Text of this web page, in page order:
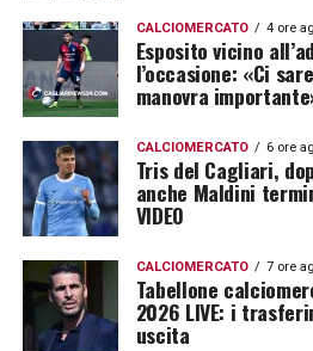
CALCIOMERCATO 4 ore
Esposito vicino
l’occasione: «Ci
manovra
CALCIOMERCATO 6 ore
Tris del Cagliari,
anche Maldini
VIDEO
CALCIOMERCATO 7 ore
Tabellone
2026 LIVE: i
uscita